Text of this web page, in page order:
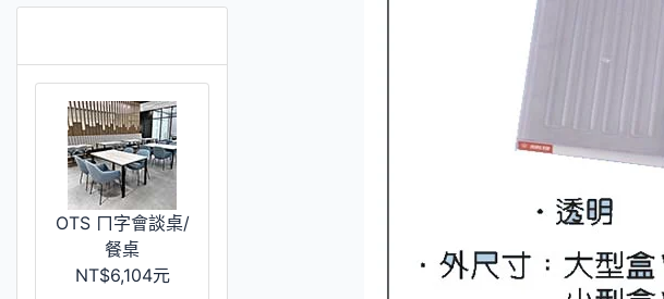
OTS ㄇ字會談桌/
餐桌
NT$6,104元